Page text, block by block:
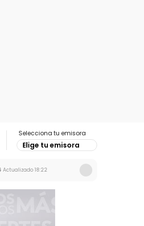
Selecciona tu emisora
Elige tu emisora
Actualizado 18:22